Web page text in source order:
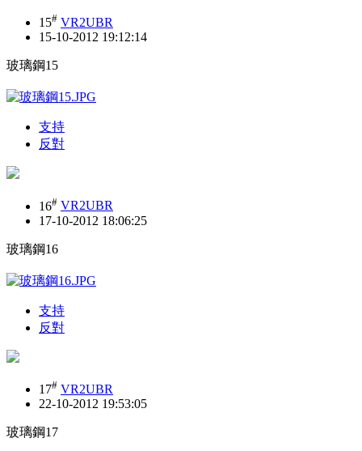
15# VR2UBR
15-10-2012 19:12:14
玻璃鋼15
支持
反對
16# VR2UBR
17-10-2012 18:06:25
玻璃鋼16
支持
反對
17# VR2UBR
22-10-2012 19:53:05
玻璃鋼17